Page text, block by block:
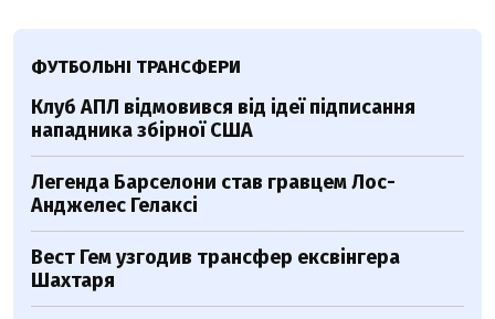
ФУТБОЛЬНІ ТРАНСФЕРИ
Клуб АПЛ відмовився від ідеї підписання
нападника збірної США
Легенда Барселони став гравцем Лос-
Анджелес Гелаксі
Вест Гем узгодив трансфер ексвінгера
Шахтаря